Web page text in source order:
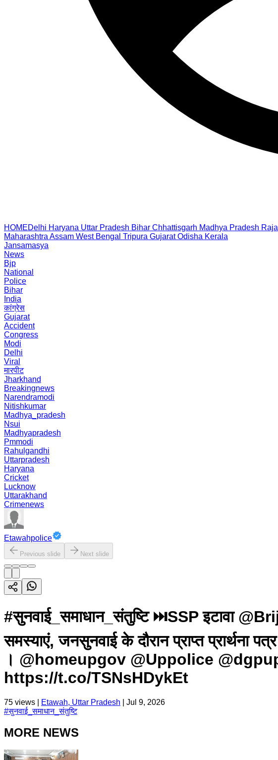
HOMEDelhi Haryana Uttar Pradesh Bihar Chhattisgarh Madhya Pradesh
Maharashtra Assam West Bengal Tripura Gujarat Odisha Kerala
Jansamasya
News
Bjp
National
Police
Bihar
India
कांग्रेस
Gujarat
Accident
Congress
Modi
Delhi
Viral
मारपीट
Jharkhand
Breakingnews
Narendramodi
Nitishkumar
Madhya_pradesh
Nsui
Madhyapradesh
Pmmodi
Rahulgandhi
Uttarpradesh
Haryana
Cricket
Lucknow
Uttarakhand
Crimenews
Etawahpolice
Previous slide Next slide
#सुनवाई_समाधान_संतुष्टि ⏭️SSP इटावा
समस्याएं, जनसुनवाई के दौरान प्राप्त प्रार्थना
। @homeupgov @Uppolice
https://t.co/TSNsHDykEt
75 views | Etawah, Uttar Pradesh
Jul 9, 2026
#सुनवाई_समाधान_संतुष्टि
MORE NEWS